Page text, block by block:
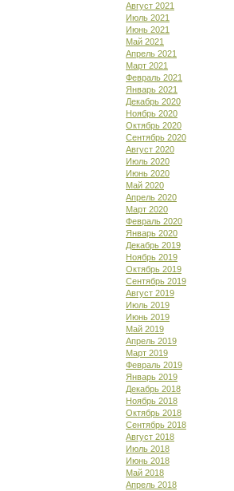
Август 2021
Июль 2021
Июнь 2021
Май 2021
Апрель 2021
Март 2021
Февраль 2021
Январь 2021
Декабрь 2020
Ноябрь 2020
Октябрь 2020
Сентябрь 2020
Август 2020
Июль 2020
Июнь 2020
Май 2020
Апрель 2020
Март 2020
Февраль 2020
Январь 2020
Декабрь 2019
Ноябрь 2019
Октябрь 2019
Сентябрь 2019
Август 2019
Июль 2019
Июнь 2019
Май 2019
Апрель 2019
Март 2019
Февраль 2019
Январь 2019
Декабрь 2018
Ноябрь 2018
Октябрь 2018
Сентябрь 2018
Август 2018
Июль 2018
Июнь 2018
Май 2018
Апрель 2018